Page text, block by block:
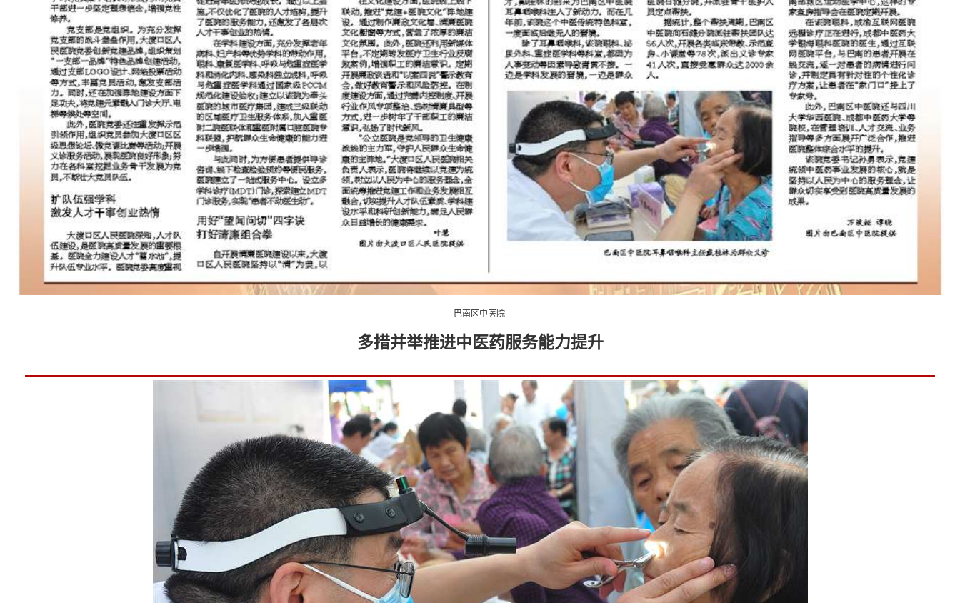
巴南区中医院
多措并举推进中医药服务能力提升